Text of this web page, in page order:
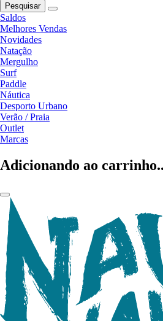
Pesquisar
Saldos
Melhores Vendas
Novidades
Natação
Mergulho
Surf
Paddle
Náutica
Desporto Urbano
Verão / Praia
Outlet
Marcas
Adicionando ao